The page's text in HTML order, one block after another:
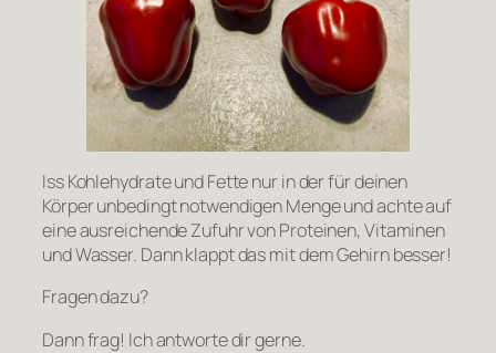
Iss Kohlehydrate und Fette nur in der für deinen
Körper unbedingt notwendigen Menge und achte auf
eine ausreichende Zufuhr von Proteinen, Vitaminen
und Wasser. Dann klappt das mit dem Gehirn besser!
Fragen dazu?
Dann frag! Ich antworte dir gerne.